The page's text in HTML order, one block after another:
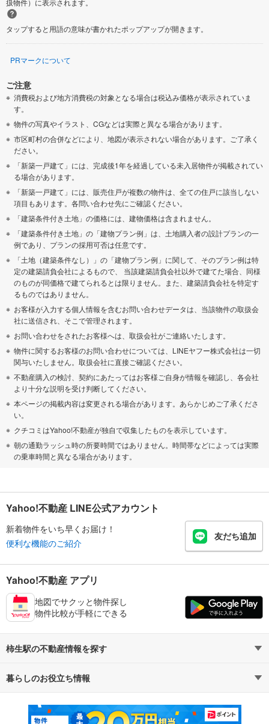
タップすると用語の意味が書かれたポップアップが開きます。
PRマークについて
ご注意
消費税および地方消費税の対象となる場合は税込み価格が表示されていま
す。
物件の写真やイラスト、CGなどは実際と異なる場合があります。
市区町村の合併などにより、地図が表示されない場合があります。ご了承く
ださい。
「新築一戸建て」には、完成後1年を経過している未入居物件が掲載されてい
る場合があります。
「新築一戸建て」には、販売住戸が複数の物件は、全ての住戸に該当しない
項目もあります。各問い合わせ先にご確認ください。
「建築条件付き土地」の価格には、建物価格は含まれません。
「建築条件付き土地」の「建物プラン例」は、土地購入者の設計プランの一
例であり、プランの採用可否は任意です。
「土地（建築条件なし）」の「建物プラン例」に関して、そのプラン例は特
定の建築請負会社によるもので、 当該建築請負会社以外で建てた場合、同様
のものが同価格で建てられるとは限りません。また、建築請負会社を特定す
るものではありません。
お客様が入力する個人情報を含むお問い合わせデータは、当該物件の取扱会
社に送信され、そこで管理されます。
お問い合わせをされたお客様へは、取扱会社がご連絡いたします。
物件に関するお客様のお問い合わせについては、LINEヤフー株式会社は一切
関与いたしません。取扱会社に直接ご確認ください。
不動産購入の検討、契約にあたってはお客様ご自身が情報を確認し、各会社
より十分な説明を受け判断してください。
本ページの掲載内容は変更される場合があります。あらかじめご了承くださ
い。
クチコミはYahoo!不動産が独自で収集したものを表示しています。
朝の通勤ラッシュ時の所要時間ではありません。時間帯などによっては実際
の乗車時間と異なる場合があります。
Yahoo!不動産 LINE公式アカウント
新着物件をいち早くお届け！
便利な機能のご紹介
友だち追加
Yahoo!不動産 アプリ
地図でサクッと物件探し
物件比較が手軽にできる
柿生駅の不動産情報を探す
不動産・住宅
新築マンション 中古マンション
暮らしのお役立ち情報
マンションカタログ 教えて！住まいの先生